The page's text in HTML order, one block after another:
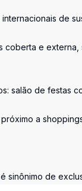
de
coberta e
salão de festas
a
sinônimo de